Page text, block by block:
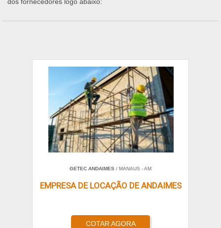
GETEC ANDAIMES / MANAUS - AM
EMPRESA DE LOCAÇÃO DE ANDAIMES
COTAR AGORA